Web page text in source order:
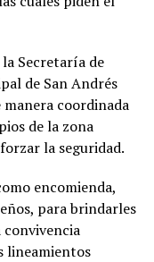
Secretaría de
de San Andrés
coordinada
de la zona
la seguridad.
encomienda,
para brindarles
convivencia
lineamientos